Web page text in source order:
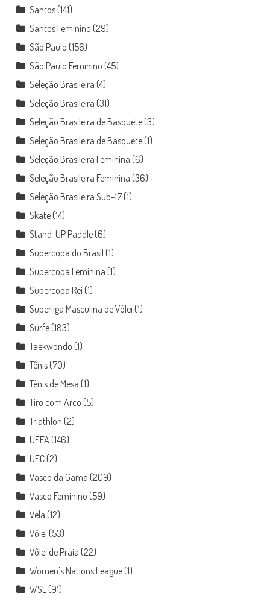
Santos(141)
Santos Feminino (29)
São Paulo (156)
São Paulo Feminino (45)
Seleção Brasileira (4)
Seleção Brasileira (31)
Seleção Brasileira de Basquete(3)
Seleção Brasileira de Basquete(1)
Seleção Brasileira Feminina (6)
Seleção Brasileira Feminina (36)
Seleção Brasileira Sub-17(1)
Skate(14)
Stand-UP Paddle(6)
Supercopa do Brasil (1)
Supercopa Feminina (1)
Supercopa Rei (1)
Superliga Masculina de Vôlei (1)
Surfe(183)
Taekwondo (1)
Tênis(70)
Tênis de Mesa (1)
Tiro com Arco (5)
Triathlon (2)
UEFA(146)
UFC(2)
Vasco da Gama (209)
Vasco Feminino (59)
Vela (12)
Vôlei (53)
Vôlei de Praia (22)
Women's Nations League(1)
WSL(91)